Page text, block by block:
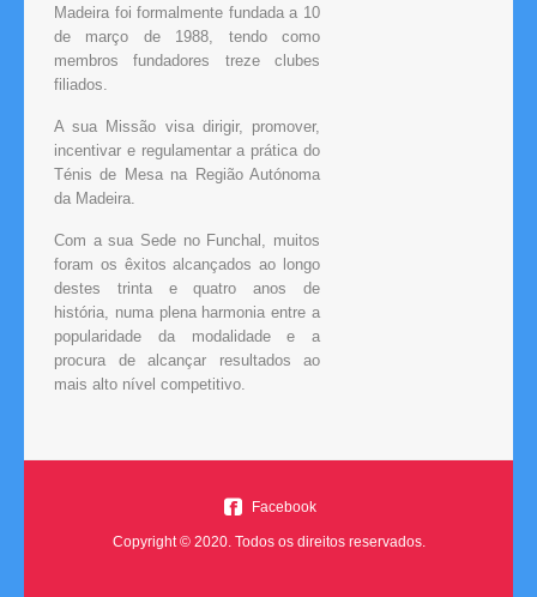
Madeira foi formalmente fundada a 10
de março de 1988, tendo como
membros fundadores treze clubes
filiados.
A sua Missão visa dirigir, promover,
incentivar e regulamentar a prática do
Ténis de Mesa na Região Autónoma
da Madeira.
Com a sua Sede no Funchal, muitos
foram os êxitos alcançados ao longo
destes trinta e quatro anos de
história, numa plena harmonia entre a
popularidade da modalidade e a
procura de alcançar resultados ao
mais alto nível competitivo.
Facebook
Copyright © 2020. Todos os direitos reservados.